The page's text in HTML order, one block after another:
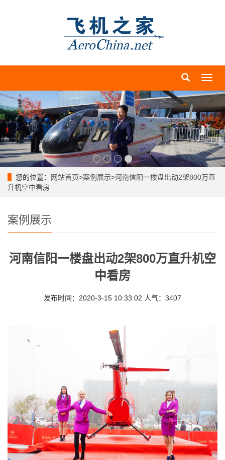
导
菜
单
您的位置： 网站首页>案例展示>河南信阳一楼盘出动2架800万直
升机空中看房
案例展示
河南信阳一楼盘出动2架800万直升机空
中看房
发布时间：2020-3-15 10:33:02 人气：3407